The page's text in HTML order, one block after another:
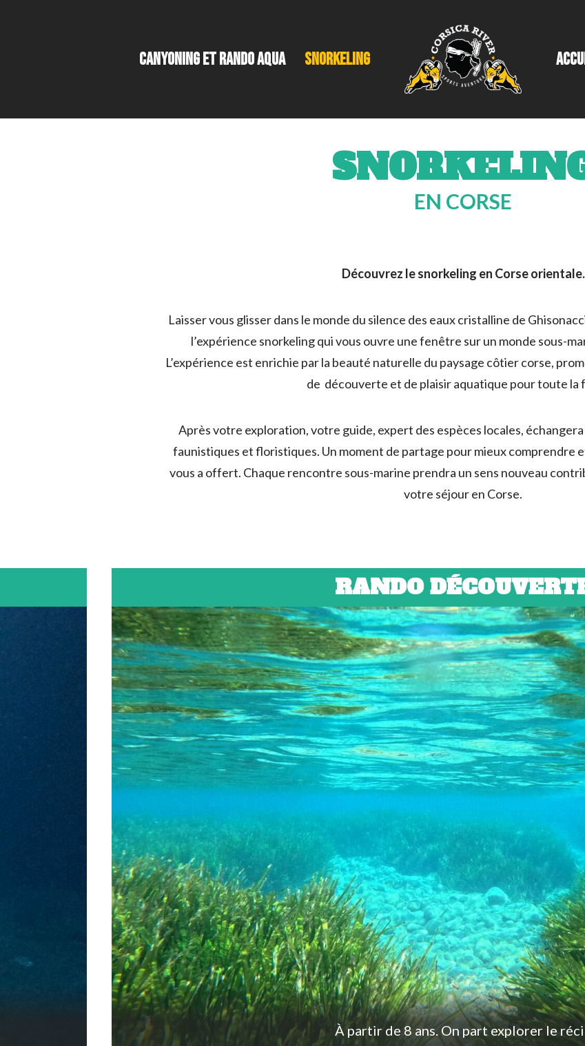
CANYONING ET RANDO AQUA SNORKELING
EN CORSE
Découvrez le snorkeling en Corse orientale.
Laisser vous glisser dans le monde du silence des eaux cristalline de
l’expérience snorkeling qui vous ouvre une fenêtre sur un monde sous-
L’expérience est enrichie par la beauté naturelle du paysage côtier corse,
de découverte et de plaisir aquatique pour toute la
Après votre exploration, votre guide, expert des espèces locales,
faunistiques et floristiques. Un moment de partage pour mieux comprendre
vous a offert. Chaque rencontre sous-marine prendra un sens nouveau
votre séjour en Corse.
RANDO
À partir de 8 ans. On part explorer le